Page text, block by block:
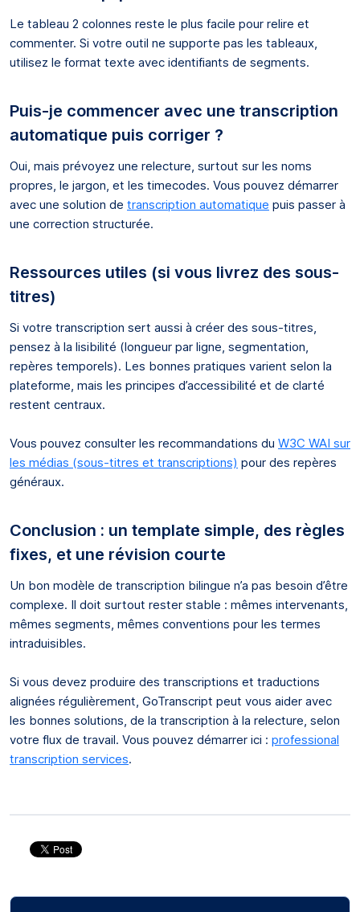
Le tableau 2 colonnes reste le plus facile pour relire et
commenter. Si votre outil ne supporte pas les tableaux,
utilisez le format texte avec identifiants de segments.
Puis-je commencer avec une transcription
automatique puis corriger ?
Oui, mais prévoyez une relecture, surtout sur les noms
propres, le jargon, et les timecodes. Vous pouvez démarrer
avec une solution de transcription automatique puis passer à
une correction structurée.
Ressources utiles (si vous livrez des sous-
titres)
Si votre transcription sert aussi à créer des sous-titres,
pensez à la lisibilité (longueur par ligne, segmentation,
repères temporels). Les bonnes pratiques varient selon la
plateforme, mais les principes d’accessibilité et de clarté
restent centraux.
Vous pouvez consulter les recommandations du W3C WAI sur
les médias (sous-titres et transcriptions) pour des repères
généraux.
Conclusion : un template simple, des règles
fixes, et une révision courte
Un bon modèle de transcription bilingue n’a pas besoin d’être
complexe. Il doit surtout rester stable : mêmes intervenants,
mêmes segments, mêmes conventions pour les termes
intraduisibles.
Si vous devez produire des transcriptions et traductions
alignées régulièrement, GoTranscript peut vous aider avec
les bonnes solutions, de la transcription à la relecture, selon
votre flux de travail. Vous pouvez démarrer ici : professional
transcription services.